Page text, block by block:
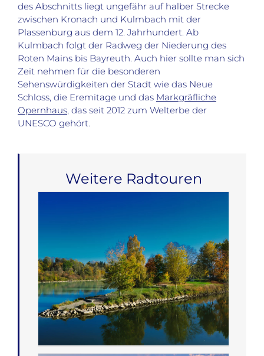
des Abschnitts liegt ungefähr auf halber Strecke
zwischen Kronach und Kulmbach mit der
Plassenburg aus dem 12. Jahrhundert. Ab
Kulmbach folgt der Radweg der Niederung des
Roten Mains bis Bayreuth. Auch hier sollte man sich
Zeit nehmen für die besonderen
Sehenswürdigkeiten der Stadt wie das Neue
Schloss, die Eremitage und das Markgräfliche
Opernhaus, das seit 2012 zum Welterbe der
UNESCO gehört.
Weitere Radtouren